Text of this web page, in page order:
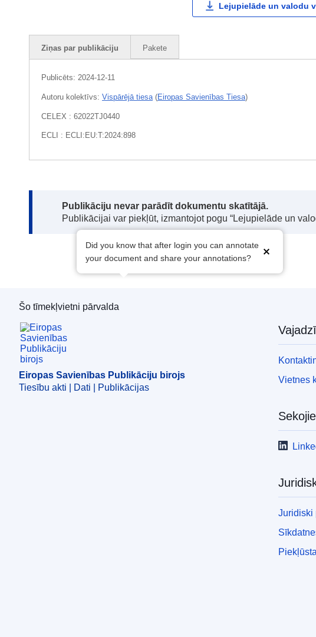
Lejupielāde un valodu
Ziņas par publikāciju Pakete
Publicēts: 2024-12-11
Autoru kolektīvs: Vispārējā tiesa (Eiropas Savienības Tiesa)
CELEX : 62022TJ0440
ECLI : ECLI:EU:T:2024:898
Note:
Publikāciju nevar parādīt dokumentu skatītājā.
Publikācijai var piekļūt, izmantojot pogu “Lejupielāde un
Did you know that after login you can annotate
your document and share your annotations?
Eiropas Savienības Publikāciju birojs
Šo tīmekļvietni pārvalda
Eiropas Savienības Publikāciju birojs
Tiesību akti | Dati | Publikācijas
Vietnes
Juridiski